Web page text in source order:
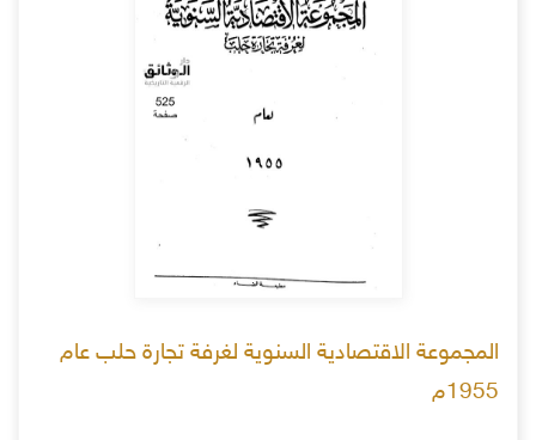
المجموعة الاقتصادية السنوية لغرفة تجارة حلب عام
1955م